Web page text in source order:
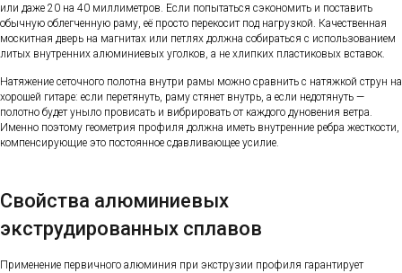
или даже 20 на 40 миллиметров. Если попытаться сэкономить и поставить
обычную облегченную раму, её просто перекосит под нагрузкой. Качественная
москитная дверь на магнитах или петлях должна собираться с использованием
литых внутренних алюминиевых уголков, а не хлипких пластиковых вставок.
Натяжение сеточного полотна внутри рамы можно сравнить с натяжкой струн на
хорошей гитаре: если перетянуть, раму стянет внутрь, а если недотянуть —
полотно будет уныло провисать и вибрировать от каждого дуновения ветра.
Именно поэтому геометрия профиля должна иметь внутренние ребра жесткости,
компенсирующие это постоянное сдавливающее усилие.
Свойства алюминиевых
экструдированных сплавов
Применение первичного алюминия при экструзии профиля гарантирует